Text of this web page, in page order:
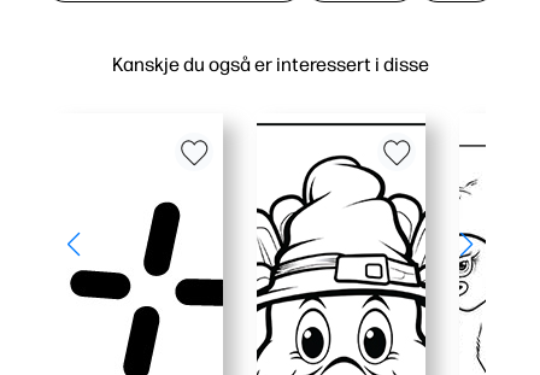
Kanskje du også er interessert i disse